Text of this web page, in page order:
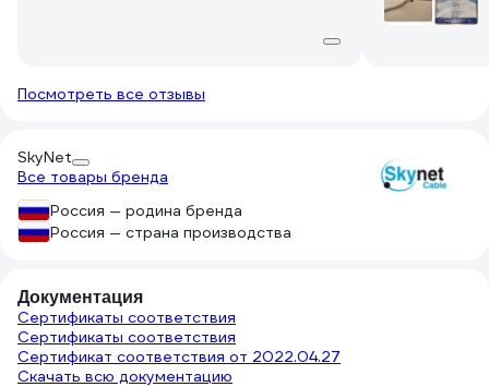
Посмотреть все отзывы
SkyNet
Все товары бренда
Россия — родина бренда
Россия — страна производства
Документация
Сертификаты соответствия
Сертификаты соответствия
Сертификат соответствия от 2022.04.27
Скачать всю документацию